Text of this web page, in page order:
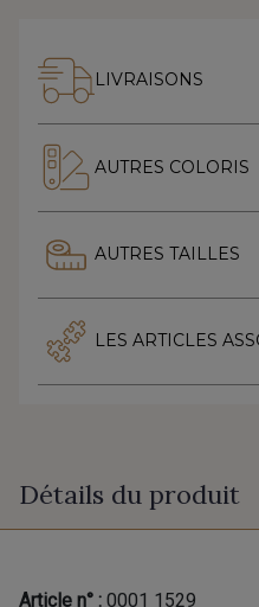
LIVRAISONS
AUTRES COLORIS
AUTRES TAILLES
LES ARTICLES
Détails du produit
Article n° : 0001 1529